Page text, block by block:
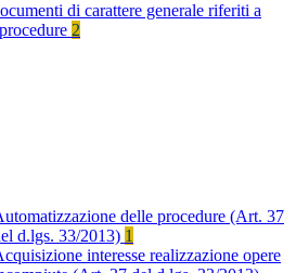
di carattere generale riferiti a
2
delle procedure (Art. 37
d.lgs. 33/2013) 1
interesse realizzazione opere